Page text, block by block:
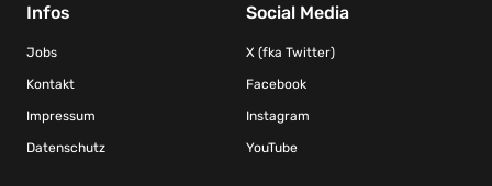
Infos
Jobs
Kontakt
Impressum
Datenschutz
Social Media
X (fka Twitter)
Facebook
Instagram
YouTube